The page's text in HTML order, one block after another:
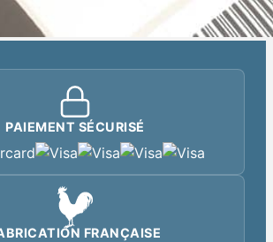
PAIEMENT SÉCURISÉ
FRANÇAISE